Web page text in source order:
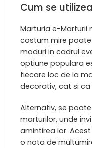
Cum se
Marturia e-Marturii
costum mire
moduri in cadrul
optiune populara
fiecare loc de la
decorativ, cat si
Alternativ, se
marturilor, unde
amintirea lor.
o nota de